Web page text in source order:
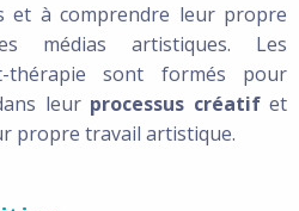
et à comprendre leur propre
médias artistiques. Les
thérapie sont formés pour
leur processus créatifet
propre travail artistique.